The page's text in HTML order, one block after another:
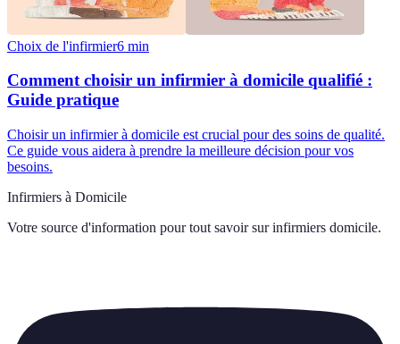
Choix de l'infirmier6 min
Comment choisir un infirmier à domicile qualifié :
Guide pratique
Choisir un infirmier à domicile est crucial pour des soins de qualité.
Ce guide vous aidera à prendre la meilleure décision pour vos
besoins.
Infirmiers à Domicile
Votre source d'information pour tout savoir sur infirmiers domicile.